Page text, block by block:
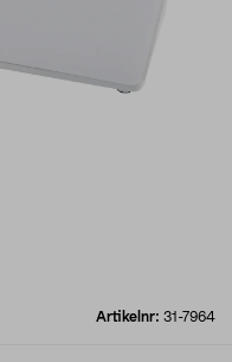
Artikelnr: 31-7964